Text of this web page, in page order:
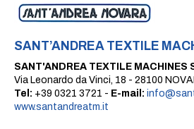
SANT’ANDREA TEXTILE
SANT'ANDREA TEXTILE MACHINES
Via Leonardo da Vinci, 18 - 28100
Tel: +39 0321 3721 - E-mail:
www.santandreatm.it